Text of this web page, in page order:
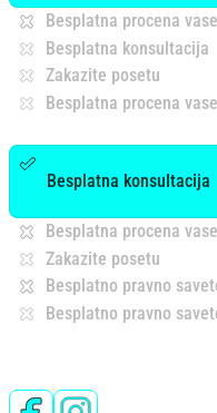
Besplatna procena
Besplatna konsultacija
Zakazite posetu
Besplatna procena
Besplatna konsultacija
Besplatna procena
Zakazite posetu
Besplatno pravno
Besplatno pravno